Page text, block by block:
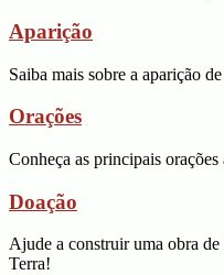
Aparição
Saiba mais sobre a aparição
Orações
Conheça as principais
Doação
Ajude a construir uma obra
Terra!